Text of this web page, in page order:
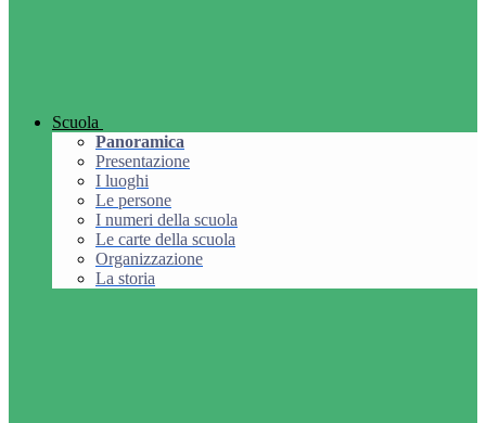
Scuola
Panoramica
Presentazione
I luoghi
Le persone
I numeri della scuola
Le carte della scuola
Organizzazione
La storia